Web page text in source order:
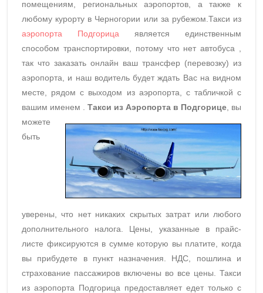
помещениям, региональных аэропортов, а также к
любому курорту в Черногории или за рубежом.Такси из
аэропорта Подгорица является единственным
способом транспортировки, потому что нет автобуса ,
так что заказать онлайн ваш трансфер (перевозку) из
аэропорта, и наш водитель будет ждать Вас на видном
месте, рядом с выходом из аэропорта, с табличкой с
вашим именем .
Tакси из Aэропорта в Подгорице , вы
можете
быть
уверены, что нет никаких скрытых затрат или любого
дополнительного налога. Цены, указанные в прайс-
листе фиксируются в сумме которую вы платите, когда
вы прибудете в пункт назначения. НДС, пошлина и
страхование пассажиров включены во все цены. Такси
из аэропорта Подгорица предоставляет едет только с